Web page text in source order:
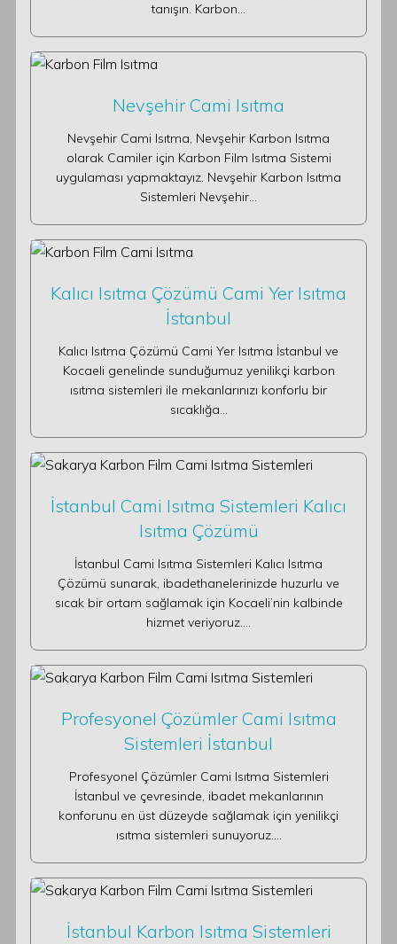
tanışın. Karbon…
Nevşehir Cami Isıtma
Nevşehir Cami Isıtma, Nevşehir Karbon Isıtma
olarak Camiler için Karbon Film Isıtma Sistemi
uygulaması yapmaktayız. Nevşehir Karbon Isıtma
Sistemleri Nevşehir…
Kalıcı Isıtma Çözümü Cami Yer Isıtma
İstanbul
Kalıcı Isıtma Çözümü Cami Yer Isıtma İstanbul ve
Kocaeli genelinde sunduğumuz yenilikçi karbon
ısıtma sistemleri ile mekanlarınızı konforlu bir
sıcaklığa…
İstanbul Cami Isıtma Sistemleri Kalıcı
Isıtma Çözümü
İstanbul Cami Isıtma Sistemleri Kalıcı Isıtma
Çözümü sunarak, ibadethanelerinizde huzurlu ve
sıcak bir ortam sağlamak için Kocaeli’nin kalbinde
hizmet veriyoruz.…
Profesyonel Çözümler Cami Isıtma
Sistemleri İstanbul
Profesyonel Çözümler Cami Isıtma Sistemleri
İstanbul ve çevresinde, ibadet mekanlarının
konforunu en üst düzeyde sağlamak için yenilikçi
ısıtma sistemleri sunuyoruz.…
İstanbul Karbon Isıtma Sistemleri